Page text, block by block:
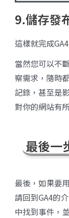
9.儲存發
這樣就完成
當然您可以不
察需求，隨時
記錄，甚至是
對你的網站有
最後一
最後，如果要
請回到GA4的
中找到事件，